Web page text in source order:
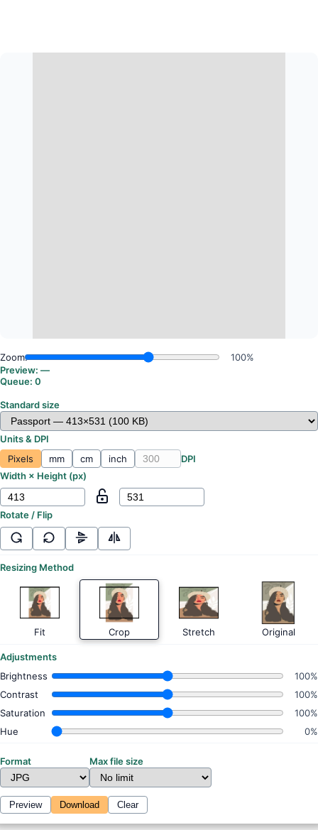
Zoom:
100%
Preview: —
Queue: 0
Standard size
Units & DPI
Pixels
mm cm inch
DPI
Width × Height (px)
Rotate / Flip
Resizing Method
Fit Crop Stretch Original
Adjustments
Brightness
100%
Contrast
100%
Saturation
100%
Hue
0%
Format Max file size
Preview Download Clear